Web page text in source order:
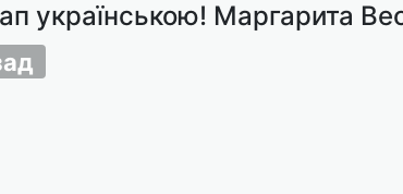
українською! Маргарита